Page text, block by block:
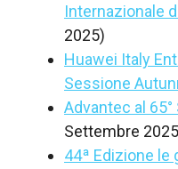
Internazionale
2025)
Huawei Italy
Sessione
Advantec al
Settembre
44ª Edizione le